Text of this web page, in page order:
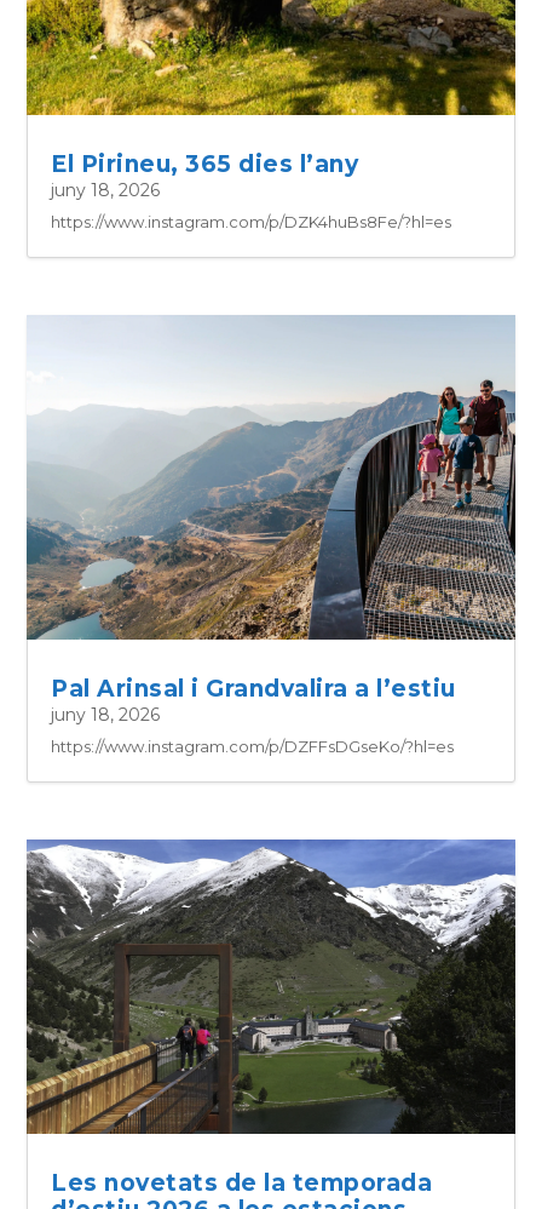
El Pirineu, 365 dies l’any
juny 18, 2026
https://www.instagram.com/p/DZK4huBs8Fe/?hl=es
Pal Arinsal i Grandvalira a l’estiu
juny 18, 2026
https://www.instagram.com/p/DZFFsDGseKo/?hl=es
Les novetats de la temporada